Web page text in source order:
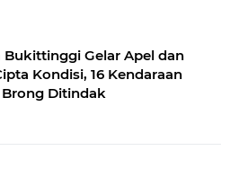
Bukittinggi Gelar Apel dan
Kondisi, 16 Kendaraan
Ditindak